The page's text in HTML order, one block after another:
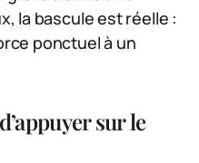
la bascule est réelle :
ponctuel à un
sur le